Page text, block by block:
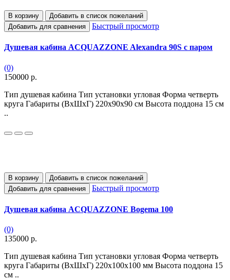
В корзину
Добавить в список пожеланий
Добавить для сравнения
Быстрый просмотр
Душевая кабина ACQUAZZONE Alexandra 90S с паром
(0)
150000 р.
Тип душевая кабина Тип установки угловая Форма четверть
круга Габариты (ВхШхГ) 220х90х90 см Высота поддона 15 см
..
В корзину
Добавить в список пожеланий
Добавить для сравнения
Быстрый просмотр
Душевая кабина ACQUAZZONE Bogema 100
(0)
135000 р.
Тип душевая кабина Тип установки угловая Форма четверть
круга Габариты (ВхШхГ) 220х100х100 мм Высота поддона 15
см ..